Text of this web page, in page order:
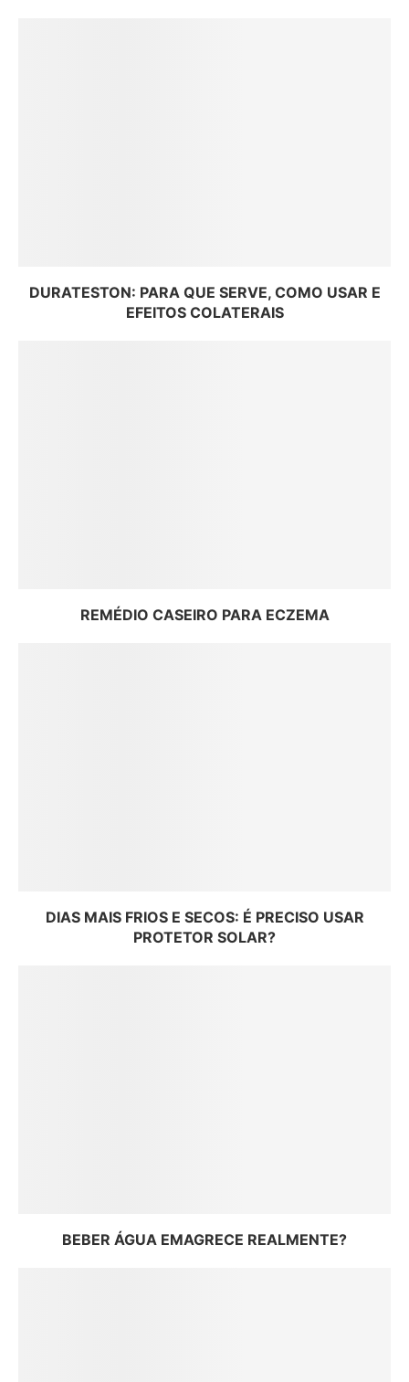
DURATESTON: PARA QUE SERVE, COMO USAR E
EFEITOS COLATERAIS
REMÉDIO CASEIRO PARA ECZEMA
DIAS MAIS FRIOS E SECOS: É PRECISO USAR
PROTETOR SOLAR?
BEBER ÁGUA EMAGRECE REALMENTE?